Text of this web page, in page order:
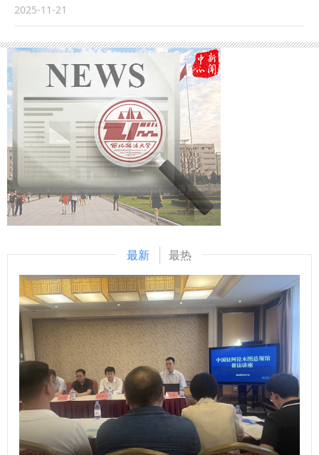
华人民共和国公司法》司法解释征求意见稿的反思”为主题发
言。 西北大学法学院刘建仓副教授以“《中华人民共和国公司
法》第一百九十一条法理阐释与法律适用”为主题发言。我校
民商法学院刘卫锋副教授以“企业破产法修订草案下破产管理
人报酬的困境与完善”为主题发言。我校民商法学院常鑫副教
授以“《金融机构产品适当性管理办法》中‘保险适当性义务规
则’的得与失”为主题发言。海普睿诚律师事务所李欣律师以“企
业如何从‘破’局中重获生机”为主题发言。海普睿诚律师事务所
张强律师以“开具发票的民事争议处理”为主题发言。 我校民商
法学院张晓飞副教授、西安财经大学法学院申文君副教授、我
评与交流。 陕西省法学会商法学研究会姚子奇副会长致闭幕
词，他表示此次会议是一场学术交流与分享，各发言人都针对
商事法治建设中的重点、热点和难点问题进行了论述，同时也
对未来提出展望，希望可以在此基础上进一步提升。 （供
稿：民商法学院 撰稿：孟婷 审核：程淑娟）
育家”、中国刑法学研究会名誉会长高铭暄作书面讲话。全国
人大常委会法制工作委员会副主任雷建斌，最高人民法院党组
成员、副院长沈亮，最高人民检察院党组成员、副检察长葛晓
燕，中国法学会副会长赵昌华，陕西省委常委、省委政法委书
记刘强，我校党委书记赵万东致辞。我校党委副书记、校长范
九利出席开幕式。中国刑法学研究会副会长、中国政法大学教
授曲新久作学会年度工作报告。中国刑法学研究会会长、上海
市高级人民法院党组书记、院长贾宇主持开幕式。 本次年会
共设立“数字安全刑法保障体系建构研究”“新时期社会治理与刑
事对策研究”“民营经济发展的刑法保护研究”“涉外刑事法治问
题研究”“刑法理论前沿问题研究”五个平行论坛，并聚焦“高质
量发展、高水平安全的刑法保障”主题开设研究生论坛。 “十四
五”期间，中国刑法学研究会以习近平法治思想为引领，紧扣
中央法治工作要求交出亮眼答卷。2021年底完成换届后，各
项工作高效推进。学术上修订“马工程刑法学教材”，连续举办
五届实务刑法论坛，第五期在线参与达65万人，推动刑法学自
主知识体系构建。立法司法层面，为刑法修正案（十二）草案
建言，针对醉驾、帮信罪等提出建议获司法机关采纳，相关调
研报告获中央领导批示。国际上与韩、德等国深化刑法研讨，
国内以高铭暄学术馆为平台搭交流桥梁，为推进中国式现代化
刑事法治建设提供有力支撑。 （供稿：刑事法学院 撰稿：王
鹏飞 审核：孙学龙）
应陕西省民宗委、西安市民宗委、榆林市委统战部、延安市委
统战部、内蒙古包头市委统战部、山西吕梁市委统战部等省内
外统战部门的邀请，彭瑞花先后为陕西、西安、榆林、延安、
包头、吕梁、靖边、神木、黄陵、潼关、北京市西城区、西安
市莲湖区、西咸新区等各级统战民宗部门组织举办的宗教干部
培训班和宗教教职人员培训班进行辅导讲座，立足新时代宗教
工作的新形势、新要求，围绕“宗教工作形势与依法管理宗教
事务”“习近平总书记关于宗教工作的重要论述”“宗教政策法
规”“宗教事务治理法治化”“宗教中国化”等主题进行系统阐释。
讲座得到省内外各级统战民宗部门的高度评价，加强了我校与
省内外统战部门的交流与合作，是我校马克思主义宗教学研究
中心助力宗教工作“三支队伍”建设，为新时代党的宗教工作贡
献智慧和力量的重要表现。 （供稿：党委统战部 撰稿：刘贝
2025-11-21
最新 最热